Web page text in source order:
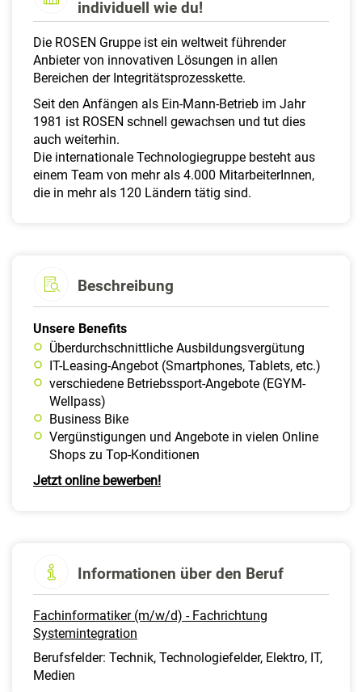
individuell wie du!
Die ROSEN Gruppe ist ein weltweit führender
Anbieter von innovativen Lösungen in allen
Bereichen der Integritätsprozesskette.
Seit den Anfängen als Ein-Mann-Betrieb im Jahr
1981 ist ROSEN schnell gewachsen und tut dies
auch weiterhin.
Die internationale Technologiegruppe besteht aus
einem Team von mehr als 4.000 MitarbeiterInnen,
die in mehr als 120 Ländern tätig sind.
Beschreibung
Unsere Benefits
Überdurchschnittliche Ausbildungsvergütung
IT-Leasing-Angebot (Smartphones, Tablets, etc.)
verschiedene Betriebssport-Angebote (EGYM-
Wellpass)
Business Bike
Vergünstigungen und Angebote in vielen Online
Shops zu Top-Konditionen
Jetzt online bewerben!
Informationen über den Beruf
Fachinformatiker (m/w/d) - Fachrichtung
Systemintegration
Berufsfelder: Technik, Technologiefelder, Elektro, IT,
Medien